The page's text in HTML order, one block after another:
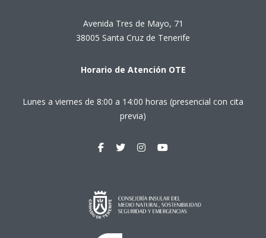
Avenida Tres de Mayo, 71
38005 Santa Cruz de Tenerife
Horario de Atención OTE
Lunes a viernes de 8:00 a 14:00 horas (presencial con cita
previa)